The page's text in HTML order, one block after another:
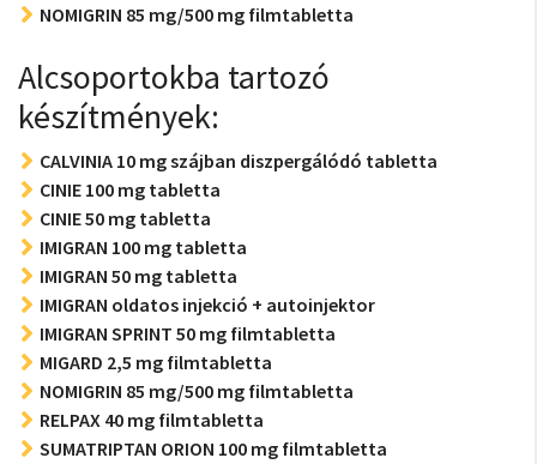
NOMIGRIN 85 mg/500 mg filmtabletta
Alcsoportokba tartozó
készítmények:
CALVINIA 10 mg szájban diszpergálódó tabletta
CINIE 100 mg tabletta
CINIE 50 mg tabletta
IMIGRAN 100 mg tabletta
IMIGRAN 50 mg tabletta
IMIGRAN oldatos injekció + autoinjektor
IMIGRAN SPRINT 50 mg filmtabletta
MIGARD 2,5 mg filmtabletta
NOMIGRIN 85 mg/500 mg filmtabletta
RELPAX 40 mg filmtabletta
SUMATRIPTAN ORION 100 mg filmtabletta